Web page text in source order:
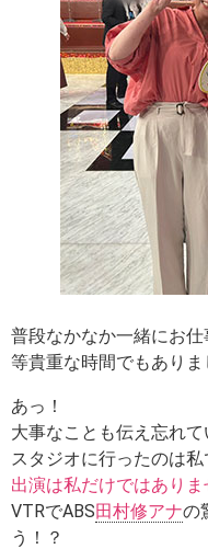
普段なかなか一緒にお
等貴重な時間でもありま
あっ！
大事なことも伝え忘れて
スタジオに行ったのは私
出演は私だけではあり
VTRでABS田村修アナの
う！？